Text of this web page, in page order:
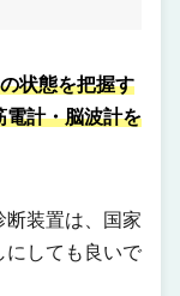
状態を把握す
電計・脳波計を
断装置は、国家
にしても良いで